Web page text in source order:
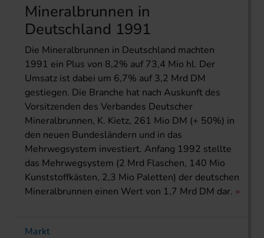
Mineralbrunnen in
Deutschland 1991
Die Mineralbrunnen in Deutschland machten
1991 ein Plus von 8,2% auf 73,4 Mio hl. Der
Umsatz ist dabei um 6,7% auf 3,2 Mrd DM
gestiegen. Die Branche hat nach Auskunft des
Vorsitzenden des Verbandes Deutscher
Mineralbrunnen, K. Kietz, 261 Mio DM (+ 50%) in
den neuen Bundesländern und in das
Mehrwegsystem investiert. Anfang 1992 stellte
das Mehrwegsystem (2 Mrd Flaschen, 140 Mio
Kunststoffkästen, 2,3 Mio Paletten) der deutschen
Mineralbrunnen einen Wert von 1,7 Mrd DM dar.
Markt